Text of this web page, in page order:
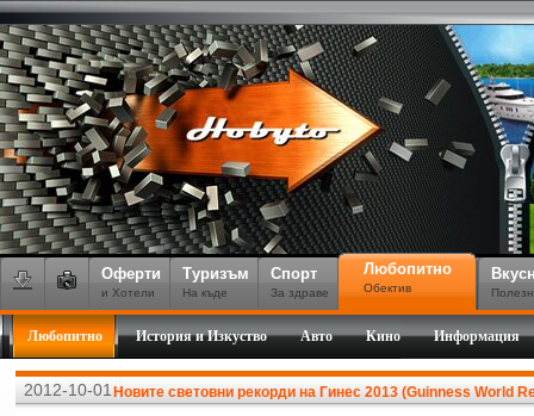
Оферти
и Хотели
Туризъм
На къде
Спорт
За здраве
Любопитно
Обектив
Любопитно История и Изкуство Авто Кино Информация
2012-10-01 Новите световни рекорди на Гинес 2013 (Guinness World